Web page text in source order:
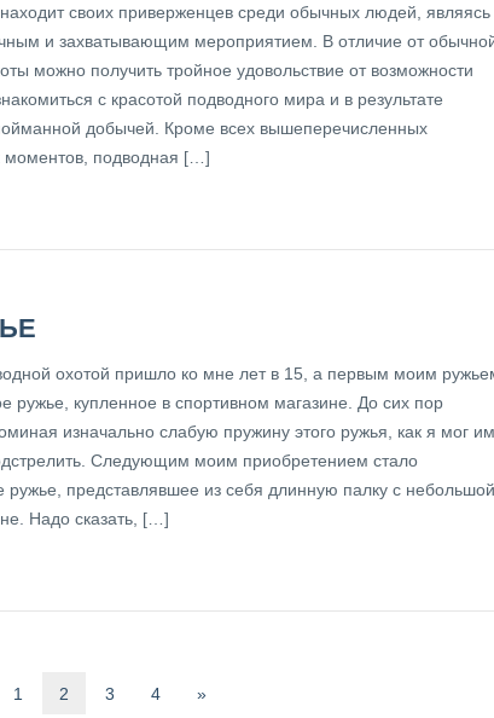
своих приверженцев среди обычных людей, являясь
и захватывающим мероприятием. В отличие от
можно получить тройное удовольствие от возможности
с красотой подводного мира и в результате
добычей. Кроме всех вышеперечисленных
моментов, подводная […]
охотой пришло ко мне лет в 15, а первым моим
ружье, купленное в спортивном магазине. До сих пор
изначально слабую пружину этого ружья, как я мог им
Следующим моим приобретением стало
ружье, представлявшее из себя длинную палку с небольшой
Надо сказать, […]
1 2 3 4 »